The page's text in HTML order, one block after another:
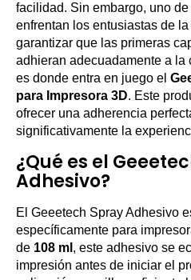
facilidad. Sin embargo, uno
enfrentan los entusiastas de
garantizar que las primeras
adhieran adecuadamente a la
es donde entra en juego el
para Impresora 3D. Este
ofrecer una adherencia
significativamente la
¿Qué es el
Adhesivo?
El Geeetech Spray Adhesivo
específicamente para
de 108 ml , este adhesivo se
impresión antes de iniciar el